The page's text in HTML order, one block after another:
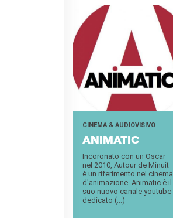
PERCHÉ IMPARARE IL
FRANCESE
CERCA
CINEMA & AUDIOVISIVO
ANI­MA­TIC
Incoronato con un Oscar
nel 2010, Autour de Minuit
è un riferimento nel cinema
d'animazione. Animatic è il
suo nuovo canale youtube
dedicato (...)